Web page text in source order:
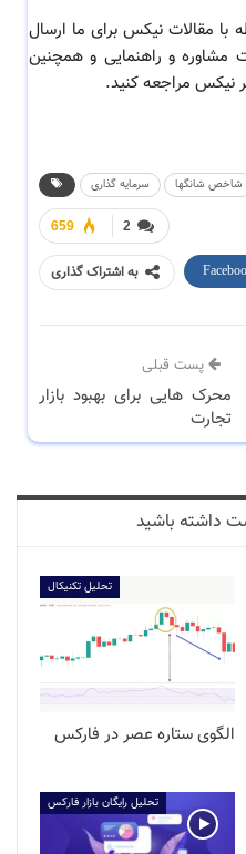
با مقالات نیکس برای ما ارسال
مشاوره و راهنمایی و همچنین
نیکس مراجعه کنید.
سرمایه گذاری شاخص شانگها
2
659
به اشتراک گذاری
پست قبلی
محرک هایی برای بهبود بازار
تجارت
داشته باشید
تحلیل تکنیکال
الگوی ستاره عصر در فارکس
تحلیل رایگان بازار فارکس